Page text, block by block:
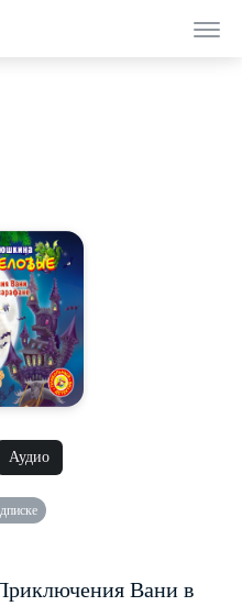
Аудио
Вани в